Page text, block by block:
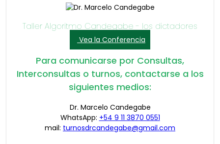
Taller Algoritmo Candegabe - los dictadores
Vea la Conferencia
Para comunicarse por Consultas,
Interconsultas o turnos, contactarse a los
siguientes medios:
Dr. Marcelo Candegabe
WhatsApp: +54 9 11 3870 0551
mail: turnosdrcandegabe@gmail.com